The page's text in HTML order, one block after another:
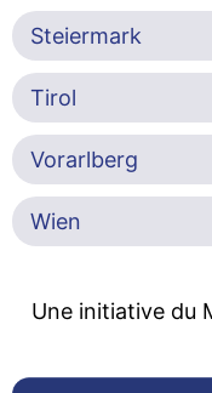
Steiermark
Tirol
Vorarlberg
Wien
Une initiative du